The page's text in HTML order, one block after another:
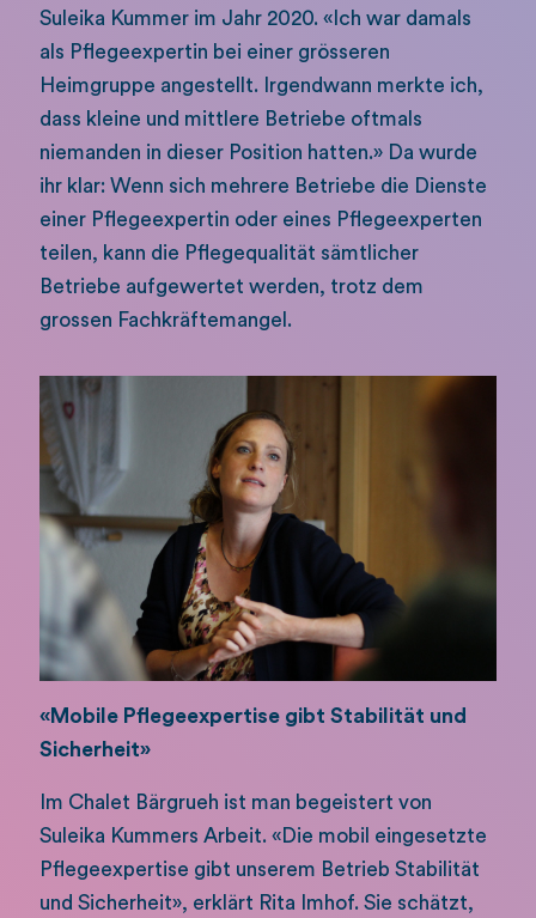
Suleika Kummer im Jahr 2020. «Ich war damals
als Pflegeexpertin bei einer grösseren
Heimgruppe angestellt. Irgendwann merkte ich,
dass kleine und mittlere Betriebe oftmals
niemanden in dieser Position hatten.» Da wurde
ihr klar: Wenn sich mehrere Betriebe die Dienste
einer Pflegeexpertin oder eines Pflegeexperten
teilen, kann die Pflegequalität sämtlicher
Betriebe aufgewertet werden, trotz dem
grossen Fachkräftemangel.
«Mobile Pflegeexpertise gibt Stabilität und
Sicherheit»
Im Chalet Bärgrueh ist man begeistert von
Suleika Kummers Arbeit. «Die mobil eingesetzte
Pflegeexpertise gibt unserem Betrieb Stabilität
und Sicherheit», erklärt Rita Imhof. Sie schätzt,